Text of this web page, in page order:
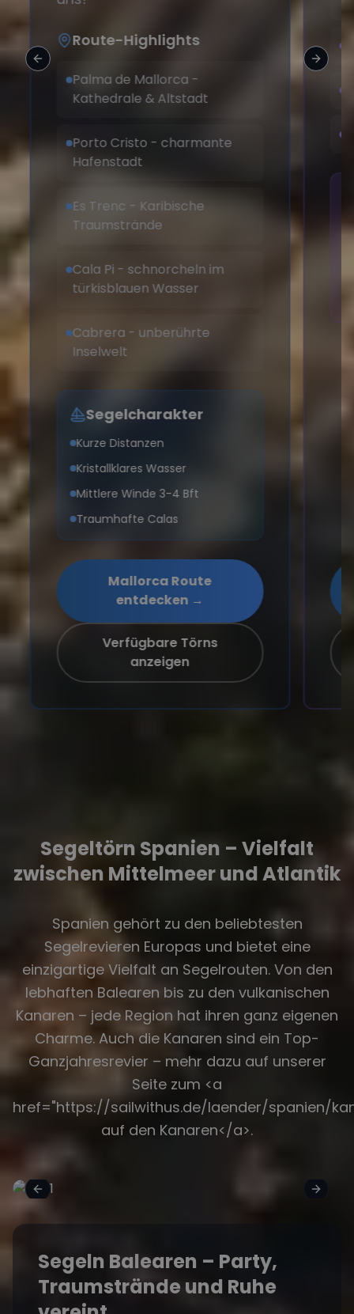
Previous slide Next
Route-Highlights
Palma de Mallorca -
Kathedrale & Altstadt
Porto Cristo - charmante
Hafenstadt
Es Trenc - Karibische
Traumstrände
Cala Pi - schnorcheln im
türkisblauen Wasser
Cabrera - unberührte
Inselwelt
Segelcharakter
Kurze Distanzen
Kristallklares Wasser
Mittlere Winde 3-4 Bft
Traumhafte Calas
Mallorca Route
entdecken →
Verfügbare Törns
anzeigen
Segeltörn Spanien – Vielfalt
zwischen Mittelmeer und Atlantik
Spanien gehört zu den beliebtesten
Segelrevieren Europas und bietet eine
einzigartige Vielfalt an Segelrouten. Von den
lebhaften Balearen bis zu den vulkanischen
Kanaren – jede Region hat ihren ganz eigenen
Charme. Auch die Kanaren sind ein Top-
Ganzjahresrevier – mehr dazu auf unserer
Seite zum <a
href="https://sailwithus.de/laender/spanien/
auf den Kanaren</a>.
Segeln Balearen – Party,
Traumstrände und Ruhe